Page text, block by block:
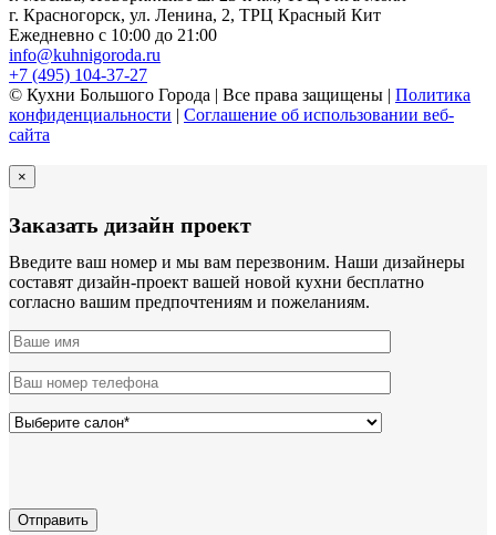
г. Красногорск, ул. Ленина, 2, ТРЦ Красный Кит
Ежедневно с 10:00 до 21:00
info@kuhnigoroda.ru
+7 (495) 104-37-27
© Кухни Большого Города | Все права защищены | Политика
конфиденциальности | Соглашение об использовании веб-
сайта
×
Заказать дизайн проект
Введите ваш номер и мы вам перезвоним. Наши дизайнеры
составят дизайн-проект вашей новой кухни бесплатно
согласно вашим предпочтениям и пожеланиям.